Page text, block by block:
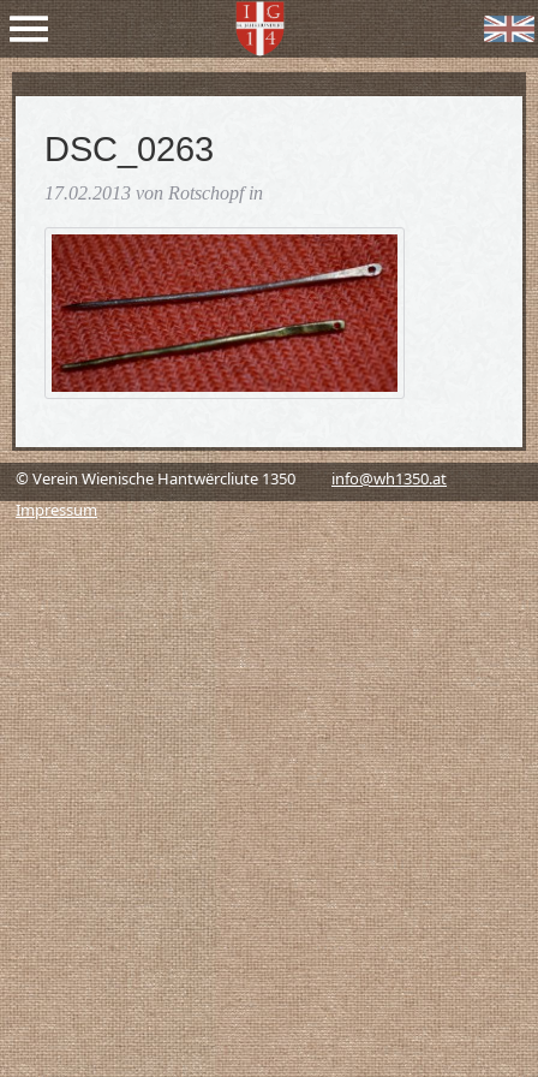
DSC_0263
17.02.2013 von Rotschopf in
© Verein Wienische Hantwërcliute 1350
info@wh1350.at
Impressum